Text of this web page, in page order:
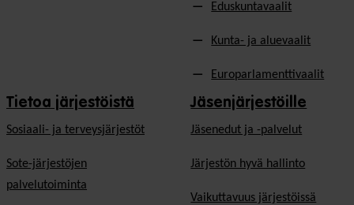
Eduskuntavaalit
Kunta- ja aluevaalit
Europarlamenttivaalit
Tietoa järjestöistä
Sosiaali- ja terveysjärjestöt
Sote-järjestöjen
palvelutoiminta
Jäsenjärjestöille
Jäsen­edut ja -palvelut
Järjestön hyvä hallinto
Vaikuttavuus järjestöissä